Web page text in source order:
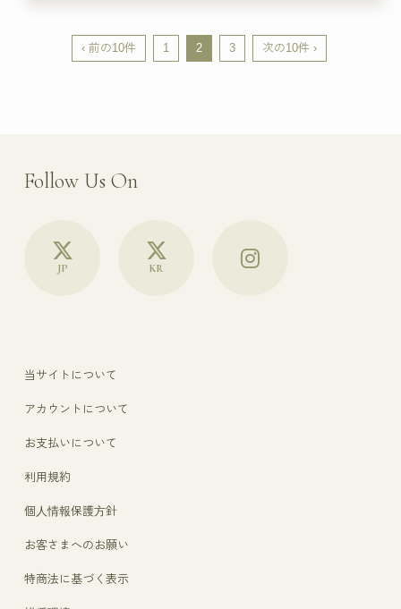
‹ 前の10件 1 2 3 次の10件 ›
Follow Us On
JP KR
当サイトについて
アカウントについて
お支払いについて
利用規約
個人情報保護方針
お客さまへのお願い
特商法に基づく表示